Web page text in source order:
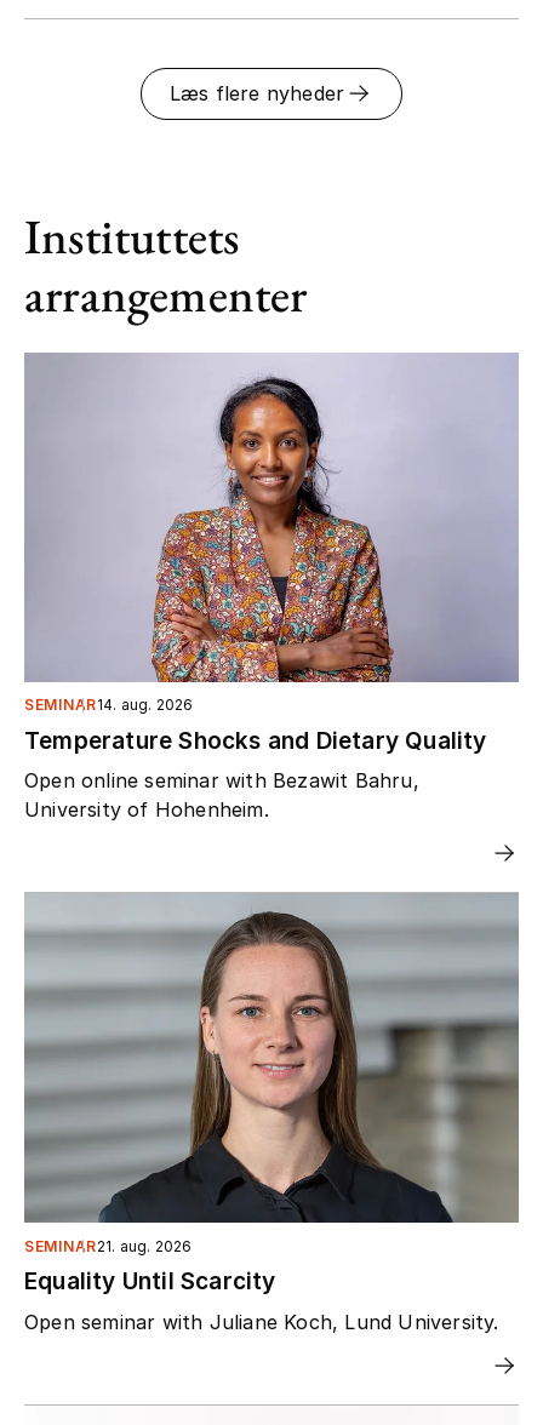
Læs flere nyheder
Instituttets
arrangementer
SEMINAR14. aug. 2026
Temperature Shocks and Dietary Quality
Open online seminar with Bezawit Bahru,
University of Hohenheim.
SEMINAR21. aug. 2026
Equality Until Scarcity
Open seminar with Juliane Koch, Lund University.